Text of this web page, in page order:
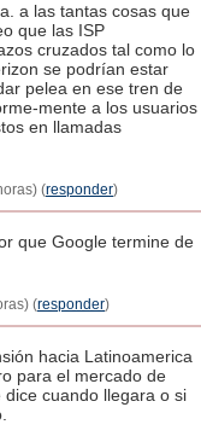
a las tantas cosas que
que las ISP
cruzados tal como lo
se podrían estar
pelea en ese tren de
mente a los usuarios
en llamadas
(responder)
que Google termine de
(responder)
hacia Latinoamerica
para el mercado de
cuando llegara o si